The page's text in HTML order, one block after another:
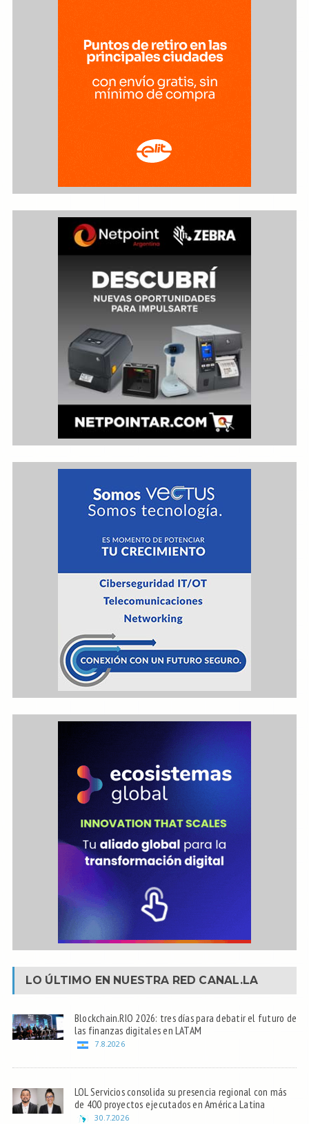
LO ÚLTIMO EN NUESTRA RED CANAL.LA
Blockchain.RIO 2026: tres días para debatir el futuro de
las finanzas digitales en LATAM
7.8.2026
LOL Servicios consolida su presencia regional con más
de 400 proyectos ejecutados en América Latina
30.7.2026